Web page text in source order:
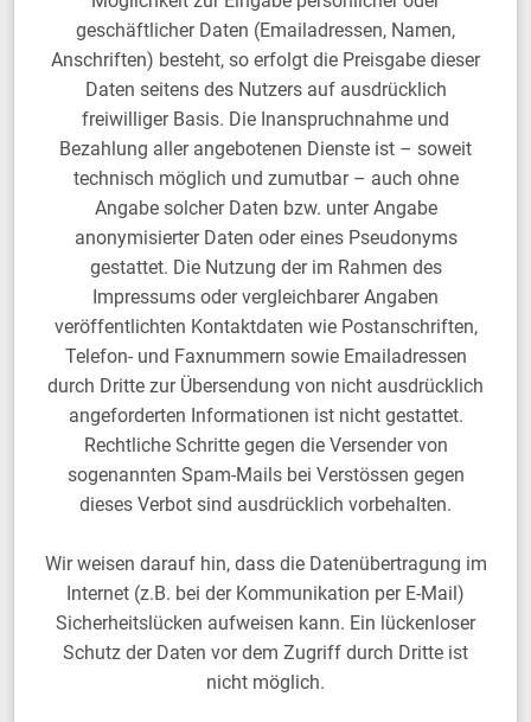
geschäftlicher Daten (Emailadressen, Namen,
Anschriften) besteht, so erfolgt die Preisgabe dieser
Daten seitens des Nutzers auf ausdrücklich
freiwilliger Basis. Die Inanspruchnahme und
Bezahlung aller angebotenen Dienste ist – soweit
technisch möglich und zumutbar – auch ohne
Angabe solcher Daten bzw. unter Angabe
anonymisierter Daten oder eines Pseudonyms
gestattet. Die Nutzung der im Rahmen des
Impressums oder vergleichbarer Angaben
veröffentlichten Kontaktdaten wie Postanschriften,
Telefon- und Faxnummern sowie Emailadressen
durch Dritte zur Übersendung von nicht ausdrücklich
angeforderten Informationen ist nicht gestattet.
Rechtliche Schritte gegen die Versender von
sogenannten Spam-Mails bei Verstössen gegen
dieses Verbot sind ausdrücklich vorbehalten.
Wir weisen darauf hin, dass die Datenübertragung im
Internet (z.B. bei der Kommunikation per E-Mail)
Sicherheitslücken aufweisen kann. Ein lückenloser
Schutz der Daten vor dem Zugriff durch Dritte ist
nicht möglich.